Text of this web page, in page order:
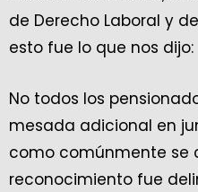
de Derecho Laboral y
esto fue lo que nos dijo:
No todos los
mesada adicional en
como comúnmente se
reconocimiento fue